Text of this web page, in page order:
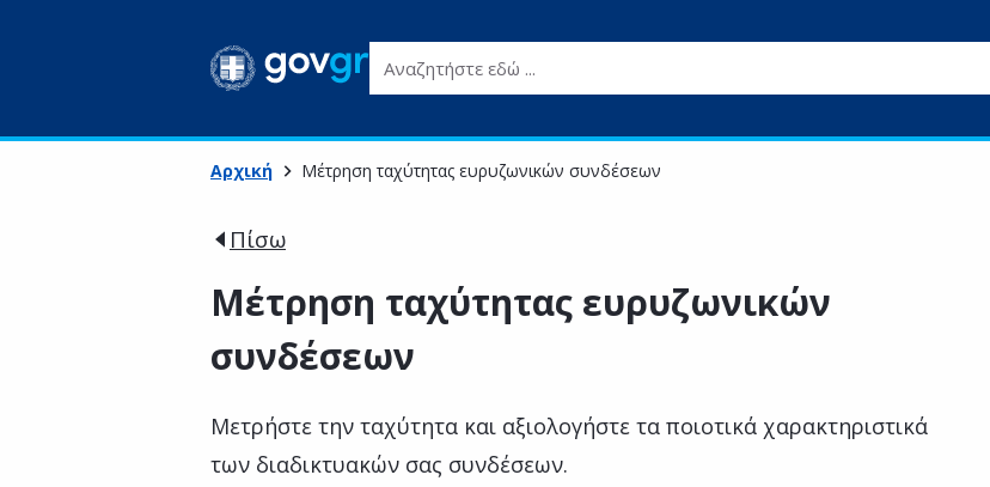
Αναζητήστε εδώ ...
Αρχική Μέτρηση ταχύτητας ευρυζωνικών συνδέσεων
Πίσω
Μέτρηση ταχύτητας ευρυζωνικών
συνδέσεων
Μετρήστε την ταχύτητα και αξιολογήστε τα ποιοτικά χαρακτηριστικά
των διαδικτυακών σας συνδέσεων.